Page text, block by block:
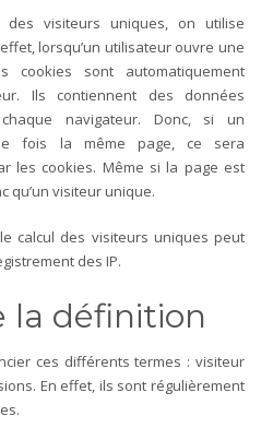
visiteurs uniques, on utilise
lorsqu’un utilisateur ouvre une
cookies sont automatiquement
Ils contiennent des données
navigateur. Donc, si un
fois la même page, ce sera
les cookies. Même si la page est
qu’un visiteur unique.
calcul des visiteurs uniques peut
des IP.
la définition
ces différents termes : visiteur
En effet, ils sont régulièrement